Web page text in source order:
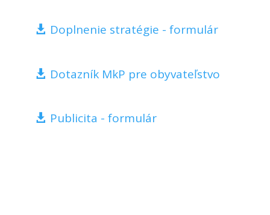
Doplnenie stratégie - formulár
Dotazník MkP pre obyvateľstvo
Publicita - formulár